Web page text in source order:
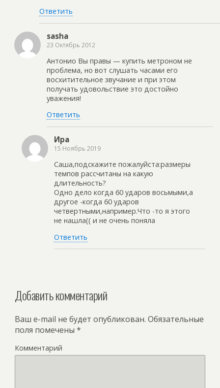
Ответить
sasha
23 Октябрь 2012
Антонио Вы правы — купить метроном не
проблема, но вот слушать часами его
восхитительное звучание и при этом
получать удовольствие это достойно
уважения!
Ответить
Ира
15 Ноябрь 2019
Саша,подскажите пожалуйста:размеры
темпов рассчитаны на какую
длительность?
Одно дело когда 60 ударов восьмыми,а
другое -когда 60 ударов
четвертными,например.Что -то я этого
не нашла(( и не очень поняла
Ответить
Добавить комментарий
Ваш e-mail не будет опубликован. Обязательные
поля помечены *
Комментарий